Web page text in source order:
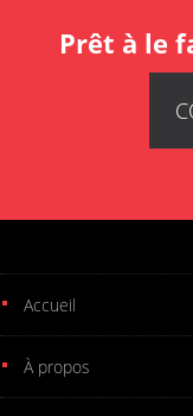
Prêt à le
Accueil
À propos